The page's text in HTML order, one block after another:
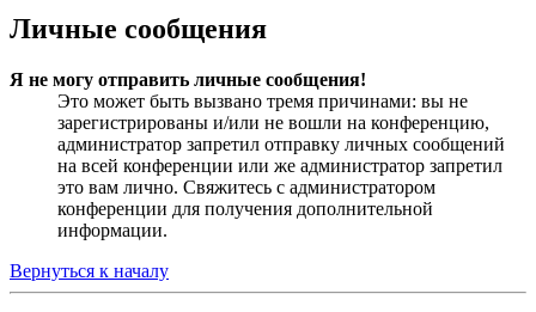
Личные сообщения
Я не могу отправить личные сообщения!
Это может быть вызвано тремя причинами: вы не
зарегистрированы и/или не вошли на конференцию,
администратор запретил отправку личных сообщений
на всей конференции или же администратор запретил
это вам лично. Свяжитесь с администратором
конференции для получения дополнительной
информации.
Вернуться к началу